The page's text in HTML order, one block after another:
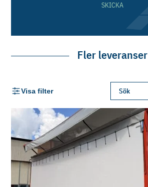
SKICKA
Fler leveranser
Visa filter